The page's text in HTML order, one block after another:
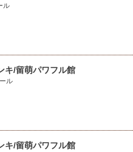
ル
キ/留萌パワフル館
ル
キ/留萌パワフル館